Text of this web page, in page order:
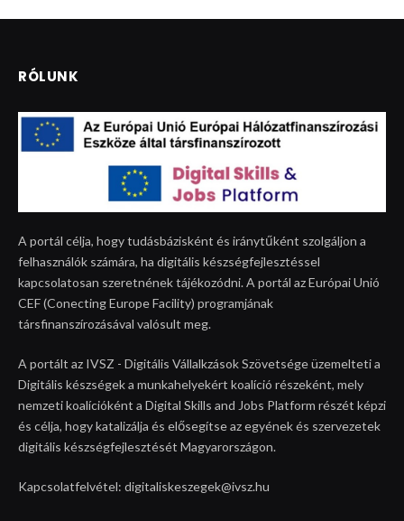
RÓLUNK
A portál célja, hogy tudásbázisként és iránytűként szolgáljon a
felhasználók számára, ha digitális készségfejlesztéssel
kapcsolatosan szeretnének tájékozódni. A portál az Európai Unió
CEF (Conecting Europe Facility) programjának
társfinanszírozásával valósult meg.
A portált az IVSZ - Digitális Vállalkzások Szövetsége üzemelteti a
Digitális készségek a munkahelyekért koalíció részeként, mely
nemzeti koalícióként a Digital Skills and Jobs Platform részét képzi
és célja, hogy katalizálja és elősegítse az egyének és szervezetek
digitális készségfejlesztését Magyarországon.
Kapcsolatfelvétel: digitaliskeszegek@ivsz.hu